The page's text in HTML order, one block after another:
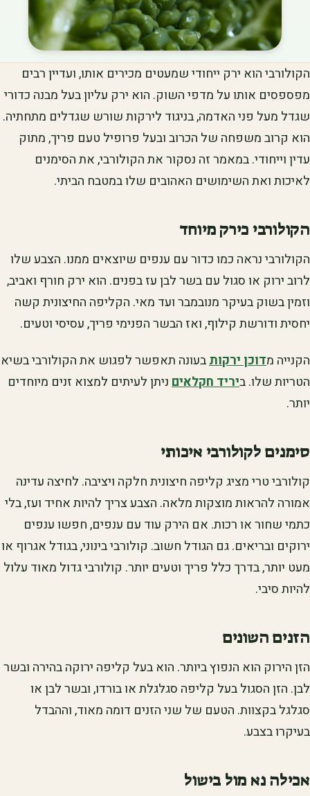
הקולורבי הוא ירק ייחודי שמעטים מכירים אותו, ועדיין רבים
מפספסים אותו על מדפי השוק. הוא ירק עליון בעל מבנה כדורי
שגדל מעל פני האדמה, בניגוד לירקות שורש שגדלים מתחתיה.
הוא קרוב משפחה של הכרוב ובעל פרופיל טעם פריך, מתוק
עדין וייחודי. במאמר זה נסקור את הקולורבי, את הסימנים
לאיכות ואת השימושים האהובים שלו במטבח הביתי.
הקולורבי כירק מיוחד
הקולורבי נראה כמו כדור עם ענפים שיוצאים ממנו. הצבע שלו
לרוב ירוק או סגול עם בשר לבן עז בפנים. הוא ירק חורף ואביב,
וזמין בשוק בעיקר מנובמבר ועד מאי. הקליפה החיצונית קשה
יחסית ודורשת קילוף, ואז הבשר הפנימי פריך, עסיסי וטעים.
הקנייה מדוכן ירקותבעונה תאפשר לפגוש את הקולורבי בשיא
הטריות שלו. ביריד חקלאיםניתן לעיתים למצוא זנים מיוחדים
יותר.
סימנים לקולורבי איכותי
קולורבי טרי מציג קליפה חיצונית חלקה ויציבה. לחיצה עדינה
אמורה להראות מוצקות מלאה. הצבע צריך להיות אחיד ועז, בלי
כתמי שחור או רכות. אם הירק עוד עם ענפים, חפשו ענפים
ירוקים ובריאים. גם הגודל חשוב. קולורבי בינוני, בגודל אגרוף או
מעט יותר, בדרך כלל פריך וטעים יותר. קולורבי גדול מאוד עלול
להיות סיבי.
הזנים השונים
הזן הירוק הוא הנפוץ ביותר. הוא בעל קליפה ירוקה בהירה ובשר
לבן. הזן הסגול בעל קליפה סגלגלת או בורדו, ובשר לבן או
סגלגל בקצוות. הטעם של שני הזנים דומה מאוד, וההבדל
בעיקרו בצבע.
אכילה נא מול בישול